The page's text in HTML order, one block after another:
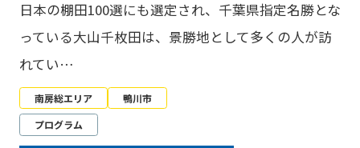
日本の棚田100選にも選定され、千葉県指定名勝とな
っている大山千枚田は、景勝地として多くの人が訪
れてい…
南房総エリア
鴨川市
プログラム